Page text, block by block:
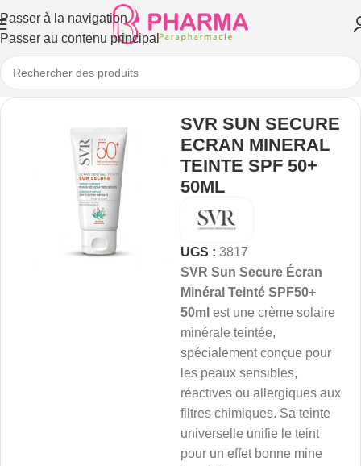
Passer à la navigation
Passer au contenu principal
SVR SUN SECURE
ECRAN MINERAL
TEINTE SPF 50+
50ML
UGS : 3817
SVR Sun Secure Écran
Minéral Teinté SPF50+
50ml est une crème solaire
minérale teintée,
spécialement conçue pour
les peaux sensibles,
réactives ou allergiques aux
filtres chimiques. Sa teinte
universelle unifie le teint
pour un effet bonne mine